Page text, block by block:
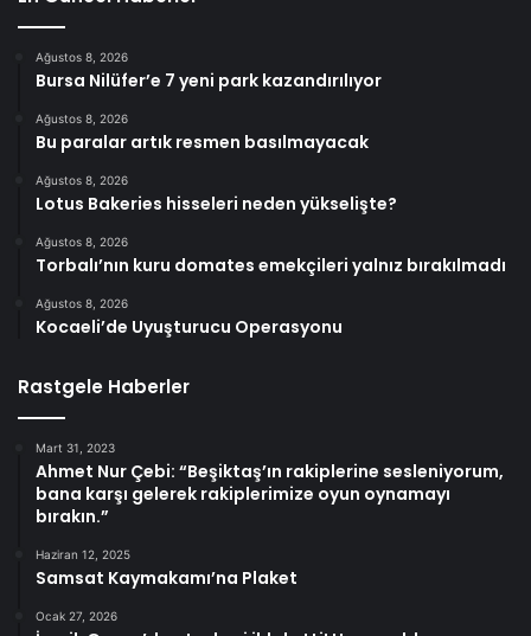
Ağustos 8, 2026
Bursa Nilüfer’e 7 yeni park kazandırılıyor
Ağustos 8, 2026
Bu paralar artık resmen basılmayacak
Ağustos 8, 2026
Lotus Bakeries hisseleri neden yükselişte?
Ağustos 8, 2026
Torbalı’nın kuru domates emekçileri yalnız bırakılmadı
Ağustos 8, 2026
Kocaeli’de Uyuşturucu Operasyonu
Rastgele Haberler
Mart 31, 2023
Ahmet Nur Çebi: “Beşiktaş’ın rakiplerine sesleniyorum,
bana karşı gelerek rakiplerimize oyun oynamayı
bırakın.”
Haziran 12, 2025
Samsat Kaymakamı’na Plaket
Ocak 27, 2026